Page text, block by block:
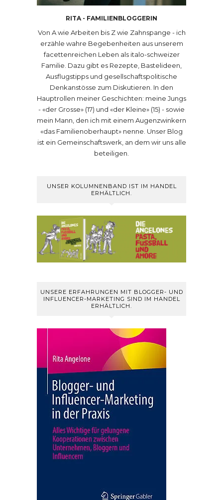
RITA - FAMILIENBLOGGERIN
Von A wie Arbeiten bis Z wie Zahnspange - ich
erzähle wahre Begebenheiten aus unserem
facettenreichen Leben als italo-schweizer
Familie. Dazu gibt es Rezepte, Bastelideen,
Ausflugstipps und gesellschaftspolitische
Denkanstösse zum Diskutieren. In den
Hauptrollen meiner Geschichten: meine Jungs
- «der Grosse» (17) und «der Kleine» (15) - sowie
mein Mann, den ich mit einem Augenzwinkern
«das Familienoberhaupt» nenne. Unser Blog
ist ein Gemeinschaftswerk, an dem wir uns alle
beteiligen.
UNSER KOLUMNENBAND IST IM HANDEL
ERHÄLTLICH.
UNSERE ERFAHRUNGEN MIT BLOGGER- UND
INFLUENCER-MARKETING SIND IM HANDEL
ERHÄLTLICH.